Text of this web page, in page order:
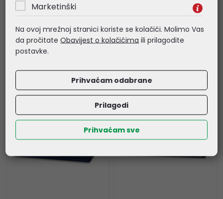
1000Base-T-
mode)
53,08 €
Šifra:GT-802
Mode)
54,17 €
Šifra:GT-802S
Marketinški
Na ovoj mrežnoj stranici koriste se kolačići. Molimo Vas
da pročitateObavijest o kolačićima ili prilagodite
postavke.
Prihvaćam odabrane
Prilagodi
Prihvaćam sve